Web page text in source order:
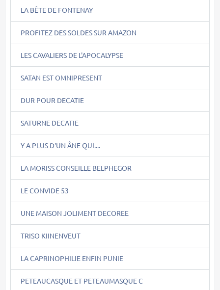
LA BÊTE DE FONTENAY
PROFITEZ DES SOLDES SUR AMAZON
LES CAVALIERS DE L'APOCALYPSE
SATAN EST OMNIPRESENT
DUR POUR DECATIE
SATURNE DECATIE
Y A PLUS D'UN ÂNE QUI....
LA MORISS CONSEILLE BELPHEGOR
LE CONVIDE 53
UNE MAISON JOLIMENT DECOREE
TRISO KIINENVEUT
LA CAPRINOPHILIE ENFIN PUNIE
PETEAUCASQUE ET PETEAUMASQUE C